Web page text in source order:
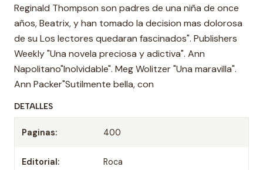
Reginald Thompson son padres de una niña de once
años, Beatrix, y han tomado la decision mas dolorosa
de su Los lectores quedaran fascinados". Publishers
Weekly "Una novela preciosa y adictiva". Ann
Napolitano"Inolvidable". Meg Wolitzer "Una maravilla".
Ann Packer"Sutilmente bella, con
DETALLES
Paginas: 400
Editorial: Roca